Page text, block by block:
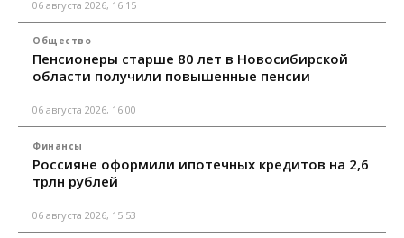
06 августа 2026, 16:15
Общество
Пенсионеры старше 80 лет в Новосибирской
области получили повышенные пенсии
06 августа 2026, 16:00
Финансы
Россияне оформили ипотечных кредитов на 2,6
трлн рублей
06 августа 2026, 15:53